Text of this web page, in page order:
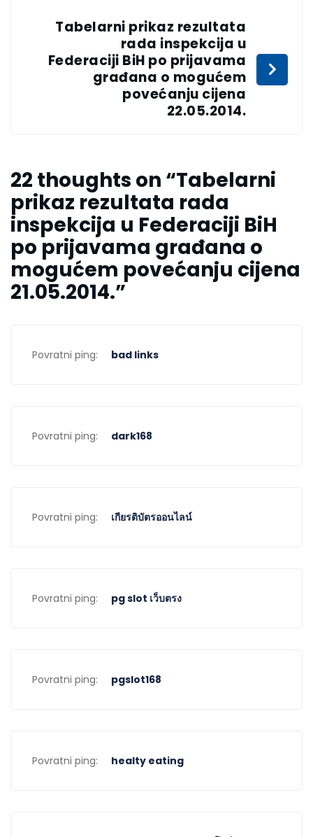
Tabelarni prikaz rezultata
rada inspekcija u
Federaciji BiH po prijavama
građana o mogućem
povećanju cijena
22.05.2014.
22 thoughts on “Tabelarni
prikaz rezultata rada
inspekcija u Federaciji BiH
po prijavama građana o
mogućem povećanju cijena
21.05.2014.”
Povratni ping: bad links
Povratni ping: dark168
Povratni ping: เกียรติบัตรออนไลน์
Povratni ping: pg slot เว็บตรง
Povratni ping: pgslot168
Povratni ping: healty eating